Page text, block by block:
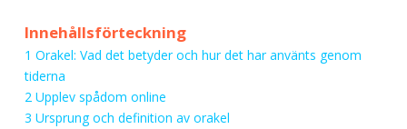
Innehållsförteckning
1 Orakel: Vad det betyder och hur det har använts genom
tiderna
2 Upplev spådom online
3 Ursprung och definition av orakel